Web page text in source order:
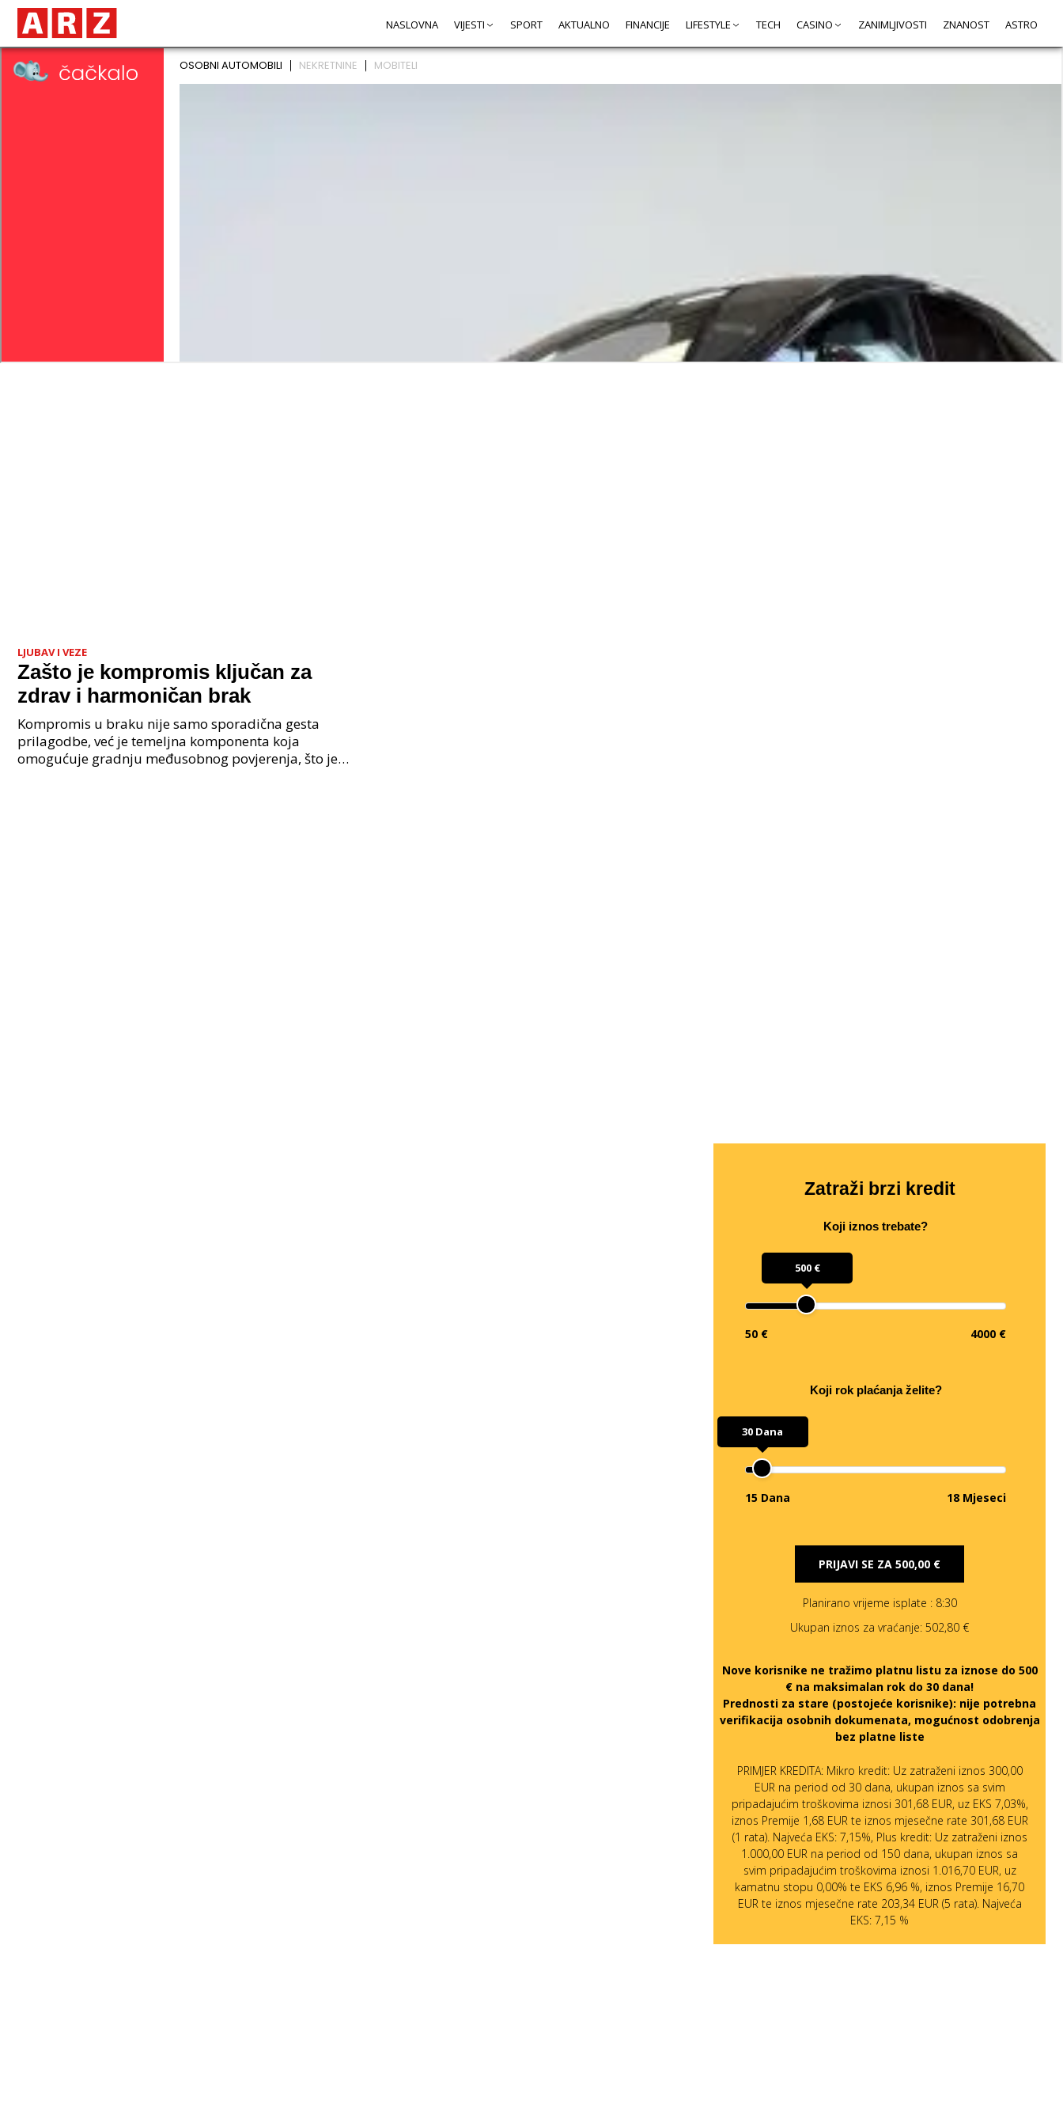
NASLOVNA VIJESTI SPORT AKTUALNO FINANCIJE LIFESTYLE TECH CASINO ZANIMLJIVOSTI ZNANOST ASTRO
LJUBAV I VEZE
Zašto je kompromis ključan za
zdrav i harmoničan brak
Kompromis u braku nije samo sporadična gesta
prilagodbe, već je temeljna komponenta koja
omogućuje gradnju međusobnog povjerenja, što je
Zatraži brzi kredit
Koji iznos trebate?
500 €
50 € 4000 €
Koji rok plaćanja želite?
30 Dana
15 Dana 18 Mjeseci
PRIJAVI SE ZA 500,00 €
Planirano vrijeme isplate : 8:30
Ukupan iznos za vraćanje: 502,80 €
Nove korisnike ne tražimo platnu listu za iznose do 500
€ na maksimalan rok do 30 dana!
Prednosti za stare (postojeće korisnike): nije potrebna
verifikacija osobnih dokumenata, mogućnost odobrenja
bez platne liste
PRIMJER KREDITA: Mikro kredit: Uz zatraženi iznos 300,00
EUR na period od 30 dana, ukupan iznos sa svim
pripadajućim troškovima iznosi 301,68 EUR, uz EKS 7,03%,
iznos Premije 1,68 EUR te iznos mjesečne rate 301,68 EUR
(1 rata). Najveća EKS: 7,15%, Plus kredit: Uz zatraženi iznos
1.000,00 EUR na period od 150 dana, ukupan iznos sa
svim pripadajućim troškovima iznosi 1.016,70 EUR, uz
kamatnu stopu 0,00% te EKS 6,96 %, iznos Premije 16,70
EUR te iznos mjesečne rate 203,34 EUR (5 rata). Najveća
EKS: 7,15 %